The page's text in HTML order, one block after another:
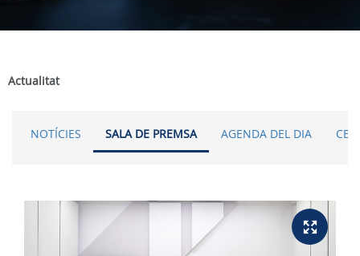
Actualitat
NOTÍCIES SALA DE PREMSA AGENDA DEL DIA